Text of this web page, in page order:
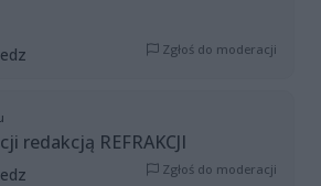
Zgłoś do moderacji
redakcją REFRAKCJI
Zgłoś do moderacji